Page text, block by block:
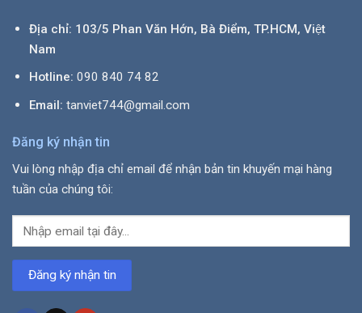
Địa chỉ: 103/5 Phan Văn Hớn, Bà Điểm, TP.HCM, Việt
Nam
Hotline: 090 840 74 82
Email: tanviet744@gmail.com
Đăng ký nhận tin
Vui lòng nhập địa chỉ email để nhận bản tin khuyến mại hàng
tuần của chúng tôi: